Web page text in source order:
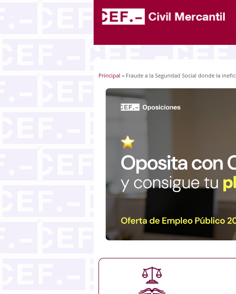
Usted está aquí
Principal » Fraude a la Seguridad Social donde la